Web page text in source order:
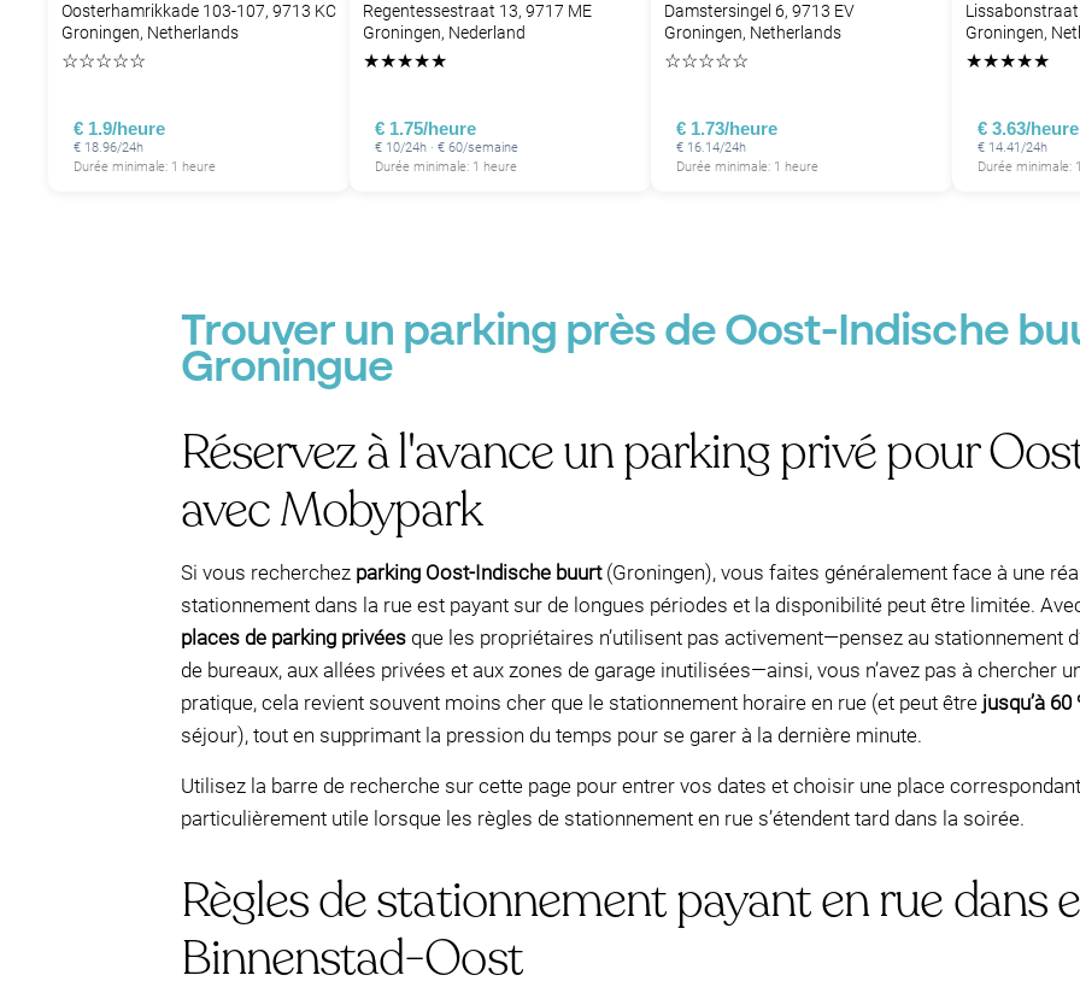
Oosterhamrikkade 103-107, 9713 KC
Groningen, Netherlands
☆☆☆☆☆
€ 1.9/heure
€ 18.96/24h
Durée minimale: 1 heure
Regentessestraat 13, 9717 ME
Groningen, Nederland
★★★★★
€ 1.75/heure
€ 10/24h · € 60/semaine
Durée minimale: 1 heure
Damstersingel 6, 9713 EV
Groningen, Netherlands
☆☆☆☆☆
€ 1.73/heure
€ 16.14/24h
Durée minimale: 1 heure
Groningen,
★★★★★
€ 3.63/heure
€ 14.41/24h
Durée minimale:
Trouver un parking près de Oost-Indische
Groningue
Réservez à l'avance un parking privé pour
avec Mobypark
Si vous recherchez parking Oost-Indische buurt(Groningen), vous faites généralement face à une
stationnement dans la rue est payant sur de longues périodes et la disponibilité peut être limitée.
places de parking privées que les propriétaires n’utilisent pas activement—pensez au stationnement
de bureaux, aux allées privées et aux zones de garage inutilisées—ainsi, vous n’avez pas à chercher
pratique, cela revient souvent moins cher que le stationnement horaire en rue (et peut être jusqu’à
séjour), tout en supprimant la pression du temps pour se garer à la dernière minute.
Utilisez la barre de recherche sur cette page pour entrer vos dates et choisir une place
particulièrement utile lorsque les règles de stationnement en rue s’étendent tard dans la soirée.
Règles de stationnement payant en rue dans
Binnenstad-Oost